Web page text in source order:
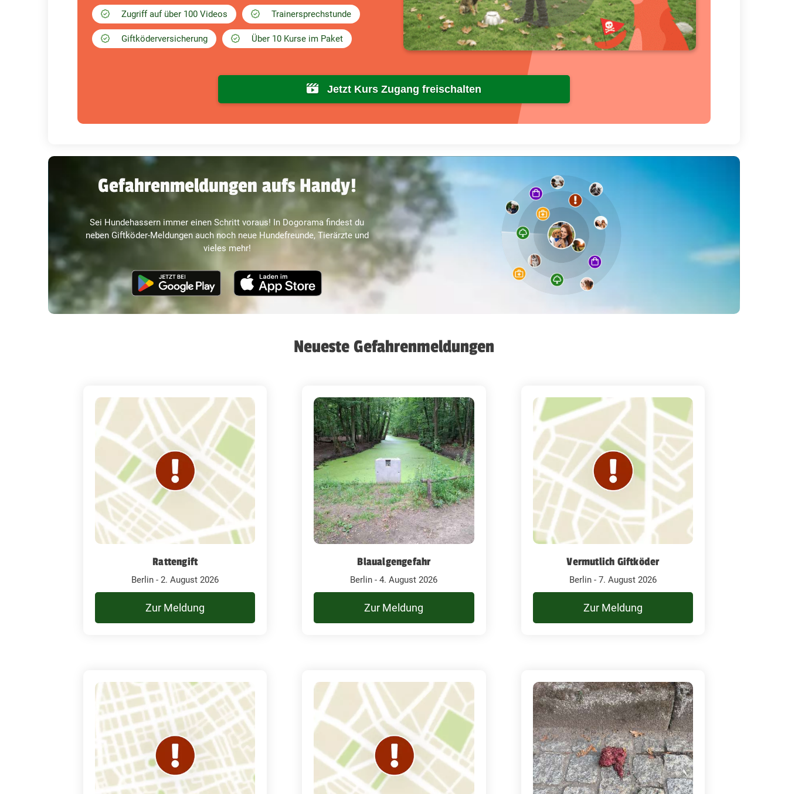
Zugriff auf über 100 Videos Trainersprechstunde
Giftköderversicherung Über 10 Kurse im Paket
Jetzt Kurs Zugang freischalten
Gefahrenmeldungen aufs Handy!
Sei Hundehassern immer einen Schritt voraus! In Dogorama findest du
neben Giftköder-Meldungen auch noch neue Hundefreunde, Tierärzte und
vieles mehr!
Neueste Gefahrenmeldungen
Rattengift
Berlin - 2. August 2026
Zur Meldung
Blaualgengefahr
Berlin - 4. August 2026
Zur Meldung
Vermutlich Giftköder
Berlin - 7. August 2026
Zur Meldung